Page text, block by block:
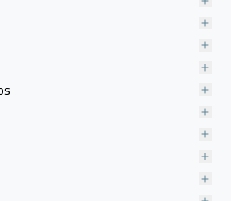
Hotel Thessaloniki